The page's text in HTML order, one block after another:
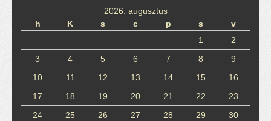
2026. augusztus
h
K s c p s
v
1
2
3
4 5 6 7 8
9
10
11 12 13 14 15
16
17
18 19 20 21 22
23
24
25 26 27 28 29
30